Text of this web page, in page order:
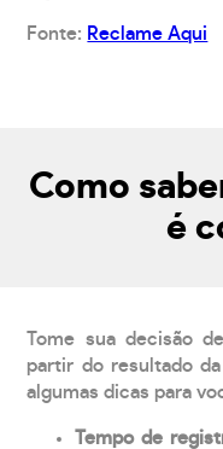
Fonte: Reclame Aqui
Como
é
Tome sua decisão
partir do resultado
algumas dicas para
Tempo de